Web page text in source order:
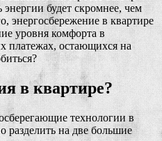
будет скромнее, чем
энергосбережение в квартире
уровня комфорта в
платежах, остающихся на
в квартире?
технологии в
разделить на две большие